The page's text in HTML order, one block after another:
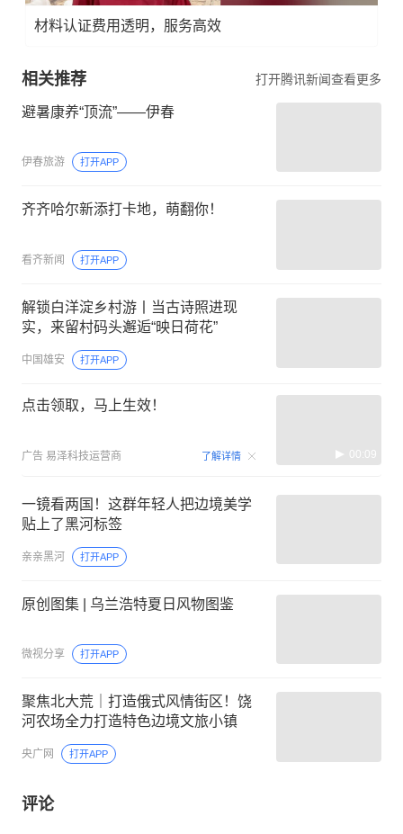
材料认证费用透明，服务高效
相关推荐 打开腾讯新闻查看更多
避暑康养“顶流”——伊春
伊春旅游 打开APP
齐齐哈尔新添打卡地，萌翻你！
看齐新闻 打开APP
解锁白洋淀乡村游丨当古诗照进现
实，来留村码头邂逅“映日荷花”
中国雄安 打开APP
点击领取，马上生效！
广告 易泽科技运营商 了解详情 00:09
一镜看两国！这群年轻人把边境美学
贴上了黑河标签
亲亲黑河 打开APP
原创图集 | 乌兰浩特夏日风物图鉴
微视分享 打开APP
聚焦北大荒｜打造俄式风情街区！饶
河农场全力打造特色边境文旅小镇
央广网 打开APP
评论